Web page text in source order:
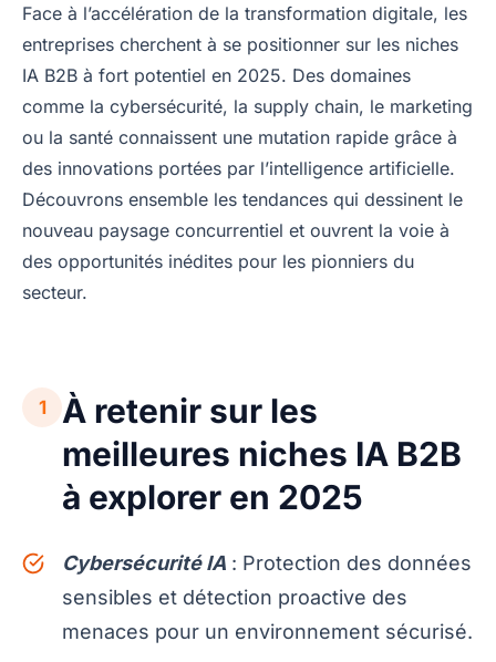
Face à l’accélération de la transformation digitale, les
entreprises cherchent à se positionner sur les niches
IA B2B à fort potentiel en 2025. Des domaines
comme la cybersécurité, la supply chain, le marketing
ou la santé connaissent une mutation rapide grâce à
des innovations portées par l’intelligence artificielle.
Découvrons ensemble les tendances qui dessinent le
nouveau paysage concurrentiel et ouvrent la voie à
des opportunités inédites pour les pionniers du
secteur.
1
À retenir sur les
meilleures niches IA B2B
à explorer en 2025
Cybersécurité IA : Protection des données
sensibles et détection proactive des
menaces pour un environnement sécurisé.